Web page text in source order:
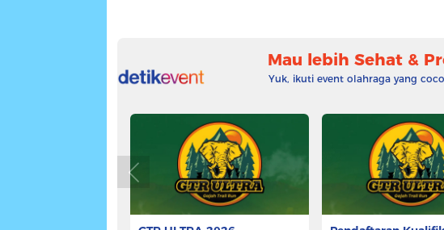
Mau lebih Sehat &
Yuk, ikuti event olahraga yang